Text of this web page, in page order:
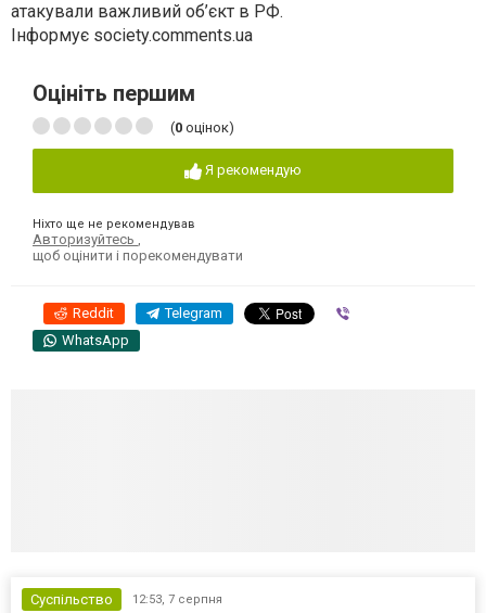
атакували важливий об’єкт в РФ.
Інформує society.comments.ua
Оцініть першим
(0 оцінок)
Я рекомендую
Ніхто ще не рекомендував
Авторизуйтесь ,
щоб оцінити і порекомендувати
Reddit Telegram
WhatsApp
Суспільство 12:53, 7 серпня